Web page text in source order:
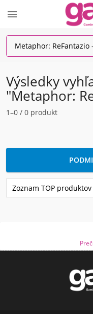

Výsledky
"Metaphor:
1–0 / 0 produkt